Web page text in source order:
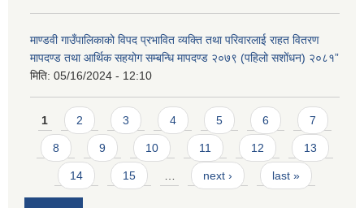
माण्डवी गाउँपालिकाको विपद प्रभावित व्यक्ति तथा परिवारलाई राहत वितरण
मापदण्ड तथा आर्थिक सहयोग सम्बन्धि मापदण्ड २०७९ (पहिलो सशोंधन) २०८१”
मिति: 05/16/2024 - 12:10
Pages
1 2 3 4 5 6 7
8 9 10 11 12 13
14 15 next › last »